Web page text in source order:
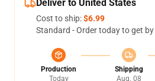
Deliver to United States
Cost to ship:$6.99
Standard - Order today to get by
Production
Today
Shipping
Aug. 08